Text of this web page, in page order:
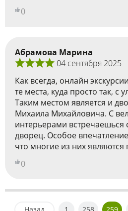
0
Абрамова Марина
04 сентября 2025
Как всегда, онлайн
те места, куда просто так, с
Таким местом является и
Михаила Михайловича. С
интерьерами встречаешься
дворец. Особое
что многие из них
0